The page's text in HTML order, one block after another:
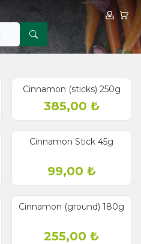
MyMy
Cinnamon (sticks) 250g
385,00 ₺
Cinnamon Stick 45g
99,00 ₺
Cinnamon (ground) 180g
255,00 ₺